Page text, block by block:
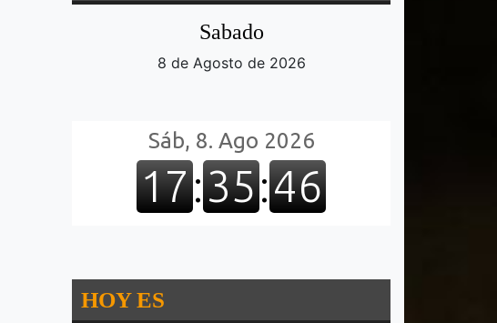
Sabado
8 de Agosto de 2026
HOY ES